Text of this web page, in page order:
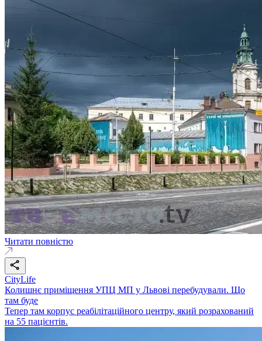
Читати повністю
CityLife
Колишнє приміщення УПЦ МП у Львові перебудували. Що
там буде
Тепер там корпус реабілітаційного центру, який розрахований
на 55 пацієнтів.